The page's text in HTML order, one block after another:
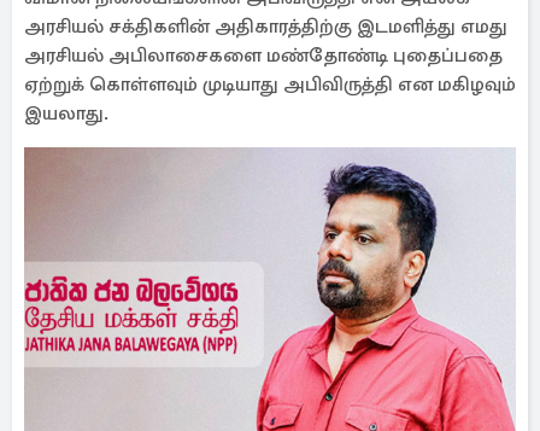
அரசியல் சக்திகளின் அதிகாரத்திற்கு இடமளித்து எமது
அரசியல் அபிலாசைகளை மண்தோண்டி புதைப்பதை
ஏற்றுக் கொள்ளவும் முடியாது அபிவிருத்தி என மகிழவும்
இயலாது.